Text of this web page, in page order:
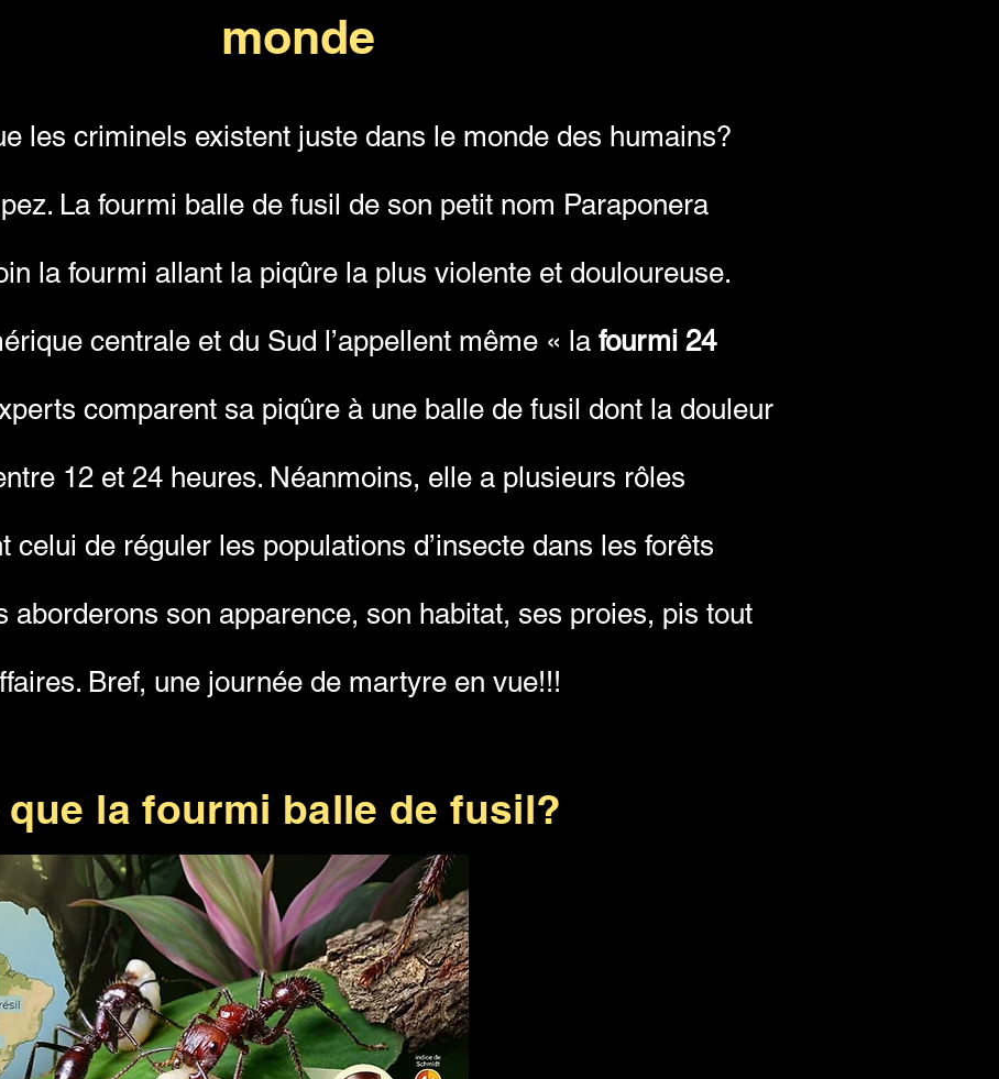
monde
les criminels existent juste dans le monde des humains?
La fourmi balle de fusil de son petit nom Paraponera
la fourmi allant la piqûre la plus violente et douloureuse.
centrale et du Sud l’appellent même « la fourmi 24
comparent sa piqûre à une balle de fusil dont la douleur
12 et 24 heures. Néanmoins, elle a plusieurs rôles
celui de réguler les populations d’insecte dans les forêts
aborderons son apparence, son habitat, ses proies, pis tout
Bref, une journée de martyre en vue!!!
la fourmi balle de fusil?